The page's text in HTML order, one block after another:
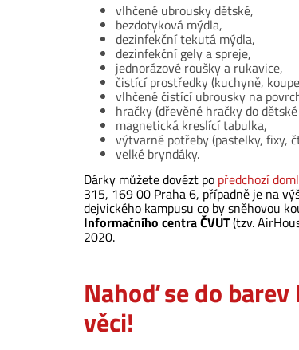
vlhčené ubrousky dětské,
bezdotyková mýdla,
dezinfekční tekutá mýdla,
dezinfekční gely a spreje,
jednorázové roušky a rukavice,
čistící prostředky (kuchyně,
vlhčené čistící ubrousky na
hračky (dřevěné hračky do
magnetická kreslící tabulka,
výtvarné potřeby (pastelky, fixy,
velké bryndáky.
Dárky můžete dovézt po předchozí
315, 169 00 Praha 6, případně je na
dejvického kampusu co by sněhovou
Informačního centra ČVUT(tzv.
2020.
Nahoď se do
věci!